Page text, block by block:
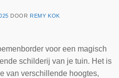
DOOR REMY KOK
voor een magisch
schilderij van je tuin. Het is
van verschillende hoogtes,